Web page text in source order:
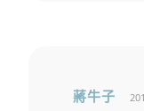
蔣牛子